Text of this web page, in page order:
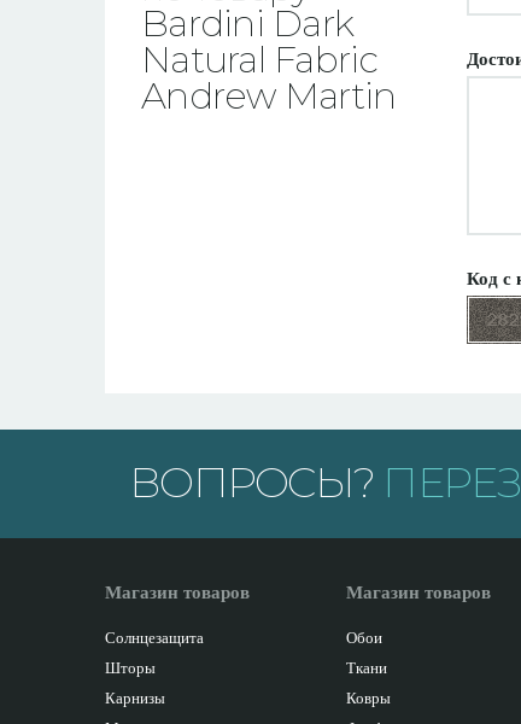
Bardini Dark
Natural Fabric
Andrew Martin
Код с
ВОПРОСЫ?
Магазин товаров
Солнцезащита
Шторы
Карнизы
Магазин товаров
Обои
Ткани
Ковры